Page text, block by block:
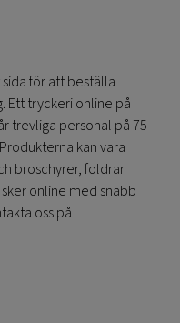
för att beställa
Ett tryckeri online på
trevliga personal på 75
kan vara
broschyrer, foldrar
online med snabb
oss på